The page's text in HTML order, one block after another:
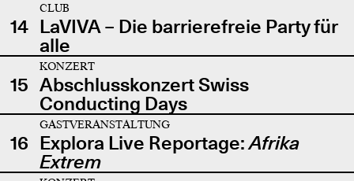
14
CLUB
LaVIVA – Die barrierefreie Party für
alle
15
KONZERT
Abschlusskonzert Swiss
Conducting Days
16
GASTVERANSTALTUNG
Explora Live Reportage:Afrika
Extrem